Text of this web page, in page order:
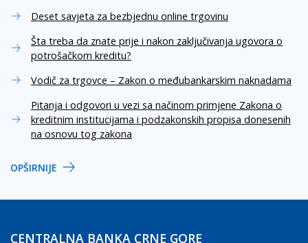
Deset savjeta za bezbjednu online trgovinu
Šta treba da znate prije i nakon zaključivanja ugovora o
potrošačkom kreditu?
Vodič za trgovce – Zakon o međubankarskim naknadama
Pitanja i odgovori u vezi sa načinom primjene Zakona o
kreditnim institucijama i podzakonskih propisa donesenih
na osnovu tog zakona
OPŠIRNIJE
CENTRALNA BANKA CRNE GORE